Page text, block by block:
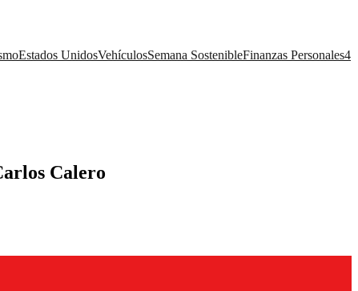
Estados UnidosVehículosSemana SostenibleFinanzas Personales4
Calero